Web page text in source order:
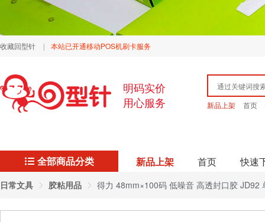
收藏回型针 | 本站已开通移动POS机刷卡服务
明码实价
用心服务
新品上架 首页
全部商品分类 新品上架 首页 快速
日常文具 胶粘用品 得力 48mm×100码 低噪音 高透封口胶 JD92